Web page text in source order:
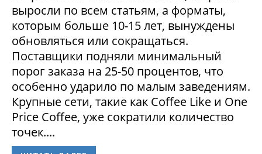
выросли по всем статьям, а форматы,
которым больше 10-15 лет, вынуждены
обновляться или сокращаться.
Поставщики подняли минимальный
порог заказа на 25-50 процентов, что
особенно ударило по малым заведениям.
Крупные сети, такие как Coffee Like и One
Price Coffee, уже сократили количество
точек....